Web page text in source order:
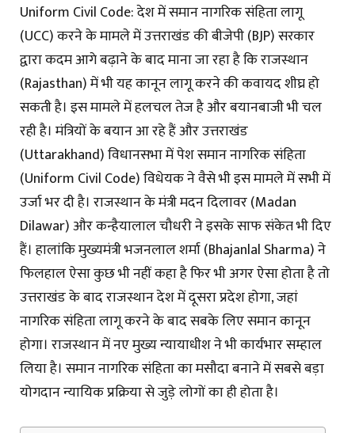
Uniform Civil Code: देश में समान नागरिक संहिता लागू
(UCC) करने के मामले में उत्तराखंड की बीजेपी (BJP) सरकार
द्वारा कदम आगे बढ़ाने के बाद माना जा रहा है कि राजस्थान
(Rajasthan) में भी यह कानून लागू करने की कवायद शीघ्र हो
सकती है। इस मामले में हलचल तेज है और बयानबाजी भी चल
रही है। मंत्रियों के बयान आ रहे हैं और उत्तराखंड
(Uttarakhand) विधानसभा में पेश समान नागरिक संहिता
(Uniform Civil Code) विधेयक ने वैसे भी इस मामले में सभी में
उर्जा भर दी है। राजस्थान के मंत्री मदन दिलावर (Madan
Dilawar) और कन्हैयालाल चौधरी ने इसके साफ संकेत भी दिए
हैं। हालांकि मुख्यमंत्री भजनलाल शर्मा (Bhajanlal Sharma) ने
फिलहाल ऐसा कुछ भी नहीं कहा है फिर भी अगर ऐसा होता है तो
उत्तराखंड के बाद राजस्थान देश में दूसरा प्रदेश होगा, जहां
नागरिक संहिता लागू करने के बाद सबके लिए समान कानून
होगा। राजस्थान में नए मुख्य न्यायाधीश ने भी कार्यभार सम्हाल
लिया है। समान नागरिक संहिता का मसौदा बनाने में सबसे बड़ा
योगदान न्यायिक प्रक्रिया से जुड़े लोगों का ही होता है।